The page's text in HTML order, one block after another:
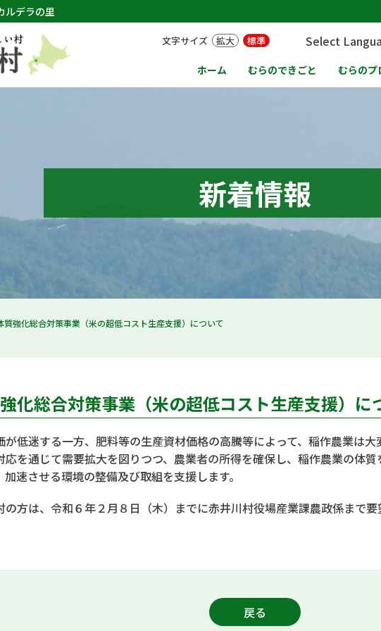
ルデラの里
ホーム むらのできごと むらのプ
文字サイズ 拡大 標準 Select
新着情報
質強化総合対策事業（米の超低コスト生産支援）について
化総合対策事業（米の超低コスト生産支援）に
低迷する一方、肥料等の生産資材価格の高騰等によって、稲作農業は
を通じて需要拡大を図りつつ、農業者の所得を確保し、稲作農業の体
速させる環境の整備及び取組を支援します。
方は、令和６年２月８日（木）までに赤井川村役場産業課農政係まで要
戻る